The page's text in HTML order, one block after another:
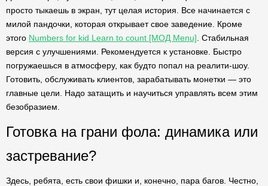
просто тыкаешь в экран, тут целая история. Все начинается с
милой пандочки, которая открывает свое заведение. Кроме
этого Numbers for kid Learn to count [МОД Menu] . Стабильная
версия с улучшениями. Рекомендуется к установке. Быстро
погружаешься в атмосферу, как будто попал на реалити-шоу.
Готовить, обслуживать клиентов, зарабатывать монетки — это
главные цели. Надо затащить и научиться управлять всем этим
безобразием.
Готовка на грани фола: динамика или
застревание?
Здесь, ребята, есть свои фишки и, конечно, пара багов. Честно,